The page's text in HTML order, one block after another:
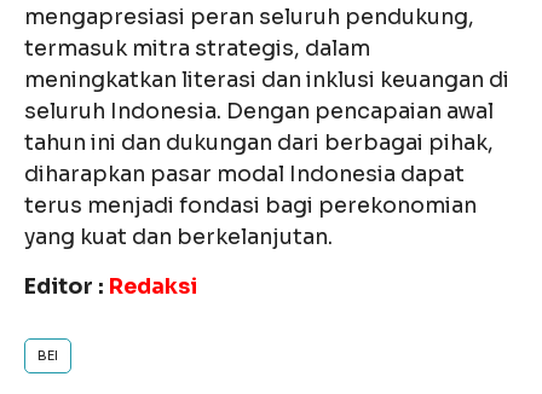
mengapresiasi peran seluruh pendukung,
termasuk mitra strategis, dalam
meningkatkan literasi dan inklusi keuangan di
seluruh Indonesia. Dengan pencapaian awal
tahun ini dan dukungan dari berbagai pihak,
diharapkan pasar modal Indonesia dapat
terus menjadi fondasi bagi perekonomian
yang kuat dan berkelanjutan.
Editor : Redaksi
BEI